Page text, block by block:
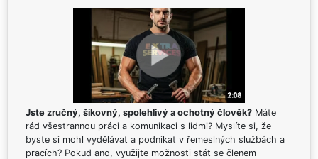
Jste zručný, šikovný, spolehlivý a ochotný člověk? Máte
rád všestrannou práci a komunikaci s lidmi? Myslíte si, že
byste si mohl vydělávat a podnikat v řemeslných službách a
pracích? Pokud ano, využijte možnosti stát se členem